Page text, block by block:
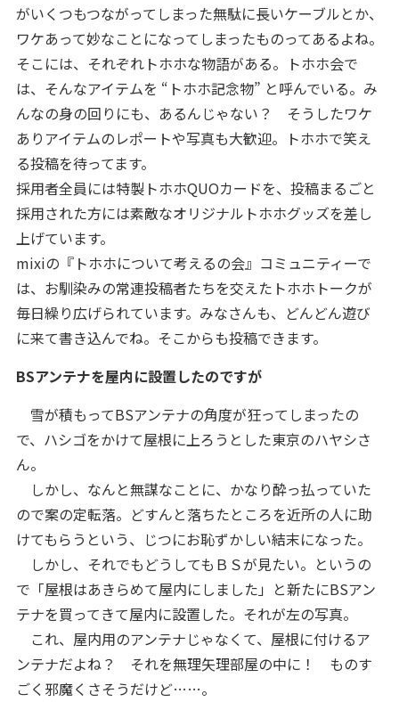
がいくつもつながってしまった無駄に長いケーブルとか、
ワケあって妙なことになってしまったものってあるよね。
そこには、それぞれトホホな物語がある。トホホ会で
は、そんなアイテムを “トホホ記念物” と呼んでいる。み
んなの身の回りにも、あるんじゃない？ そうしたワケ
ありアイテムのレポートや写真も大歓迎。トホホで笑え
る投稿を待ってます。
採用者全員には特製トホホQUOカードを、投稿まるごと
採用された方には素敵なオリジナルトホホグッズを差し
上げています。
mixiの『トホホについて考えるの会』コミュニティーで
は、お馴染みの常連投稿者たちを交えたトホホトークが
毎日繰り広げられています。みなさんも、どんどん遊び
に来て書き込んでね。そこからも投稿できます。
BSアンテナを屋内に設置したのですが
雪が積もってBSアンテナの角度が狂ってしまったの
で、ハシゴをかけて屋根に上ろうとした東京のハヤシさ
ん。
しかし、なんと無謀なことに、かなり酔っ払っていた
ので案の定転落。どすんと落ちたところを近所の人に助
けてもらうという、じつにお恥ずかしい結末になった。
しかし、それでもどうしてもＢＳが見たい。というの
で「屋根はあきらめて屋内にしました」と新たにBSアン
テナを買ってきて屋内に設置した。それが左の写真。
これ、屋内用のアンテナじゃなくて、屋根に付けるア
ンテナだよね？ それを無理矢理部屋の中に！ ものす
ごく邪魔くさそうだけど……。